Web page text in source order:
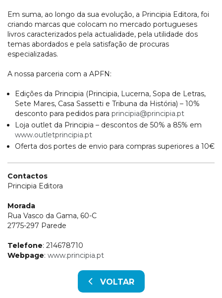
Em suma, ao longo da sua evolução, a Principia Editora, foi
criando marcas que colocam no mercado portugueses
livros caracterizados pela actualidade, pela utilidade dos
temas abordados e pela satisfação de procuras
especializadas.
A nossa parceria com a APFN:
Edições da Principia (Principia, Lucerna, Sopa de Letras,
Sete Mares, Casa Sassetti e Tribuna da História) – 10%
desconto para pedidos para principia@principia.pt
Loja outlet da Principia – descontos de 50% a 85% em
www.outletprincipia.pt
Oferta dos portes de envio para compras superiores a 10€
Contactos
Principia Editora
Morada
Rua Vasco da Gama, 60-C
2775-297 Parede
Telefone: 214678710
Webpage: www.principia.pt
VOLTAR